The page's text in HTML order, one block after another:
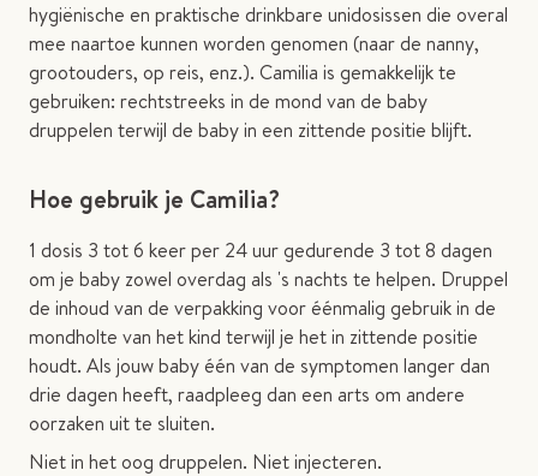
hygiënische en praktische drinkbare unidosissen die overal
mee naartoe kunnen worden genomen (naar de nanny,
grootouders, op reis, enz.). Camilia is gemakkelijk te
gebruiken: rechtstreeks in de mond van de baby
druppelen terwijl de baby in een zittende positie blijft.
Hoe gebruik je Camilia?
1 dosis 3 tot 6 keer per 24 uur gedurende 3 tot 8 dagen
om je baby zowel overdag als 's nachts te helpen. Druppel
de inhoud van de verpakking voor éénmalig gebruik in de
mondholte van het kind terwijl je het in zittende positie
houdt. Als jouw baby één van de symptomen langer dan
drie dagen heeft, raadpleeg dan een arts om ​​andere
oorzaken uit te sluiten.
Niet in het oog druppelen. Niet injecteren.